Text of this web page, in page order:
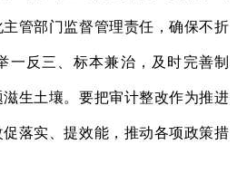
管部门监督管理责任，确保不折
一反三、标本兼治，及时完善制
生土壤。要把审计整改作为推进
落实、提效能，推动各项政策措